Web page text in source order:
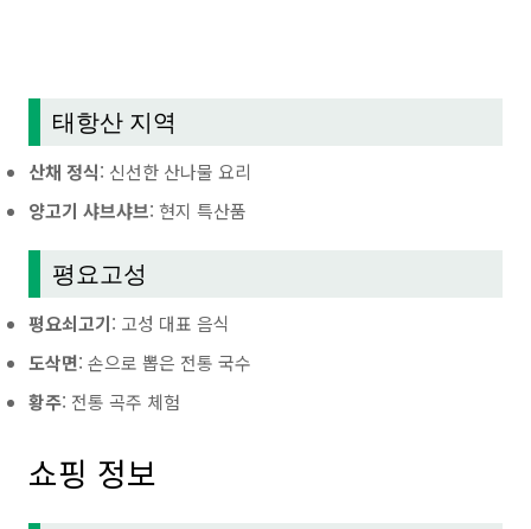
태항산 지역
산채 정식: 신선한 산나물 요리
양고기 샤브샤브: 현지 특산품
평요고성
평요쇠고기: 고성 대표 음식
도삭면: 손으로 뽑은 전통 국수
황주: 전통 곡주 체험
쇼핑 정보